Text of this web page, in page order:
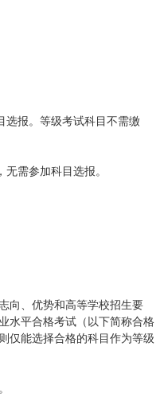
选报。等级考试科目不需缴
需参加科目选报。
向、优势和高等学校招生要
水平合格考试（以下简称合格
仅能选择合格的科目作为等级